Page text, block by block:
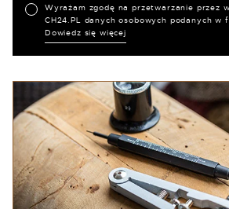
Wyrażam zgodę na przetwarzanie przez
CH24.PL danych osobowych podanych w
Dowiedz się więcej